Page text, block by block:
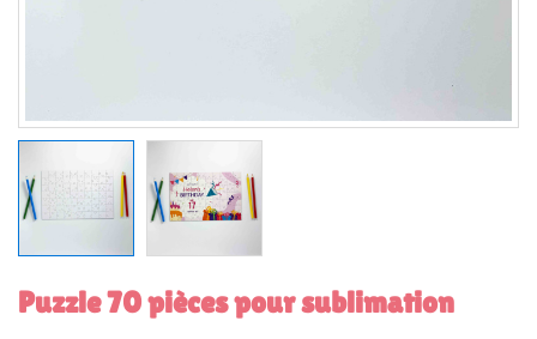
Puzzle 70 pièces pour sublimation